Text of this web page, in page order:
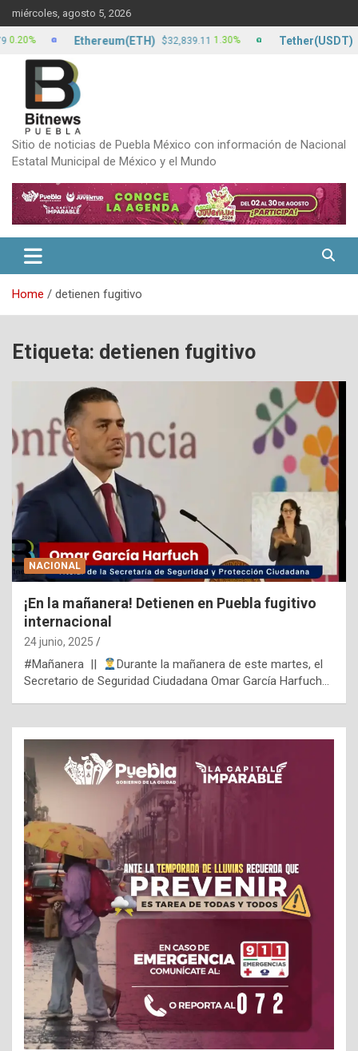
to
content
miércoles, agosto 5, 2026
Sitio de noticias de Puebla México con información de Nacional
Estatal Municipal de México y el Mundo
Home detienen fugitivo
Etiqueta: detienen fugitivo
NACIONAL
¡En la mañanera! Detienen en Puebla fugitivo
internacional
24 junio, 2025
#Mañanera ||
Durante la mañanera de este martes, el
Secretario de Seguridad Ciudadana Omar García Harfuch…
Ethereum(ETH) $32,839.11 1.30% Tether(USDT)